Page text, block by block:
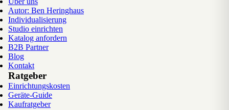
Autor: Ben Heringhaus
Individualisierung
Studio einrichten
Katalog anfordern
B2B Partner
Blog
Kontakt
Ratgeber
Einrichtungskosten
Geräte-Guide
Kaufratgeber